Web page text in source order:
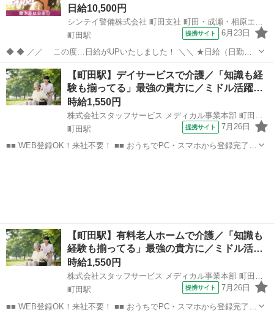
日給10,500円
町田駅
提携サイト 6月23日
◆ ◆ ／／ この度…日給がUPいたしました！ ＼＼ ★日給（日勤）
10,500円～ ★日給（夜勤）12,474円～ さ・ら・に！！ ／／ 入社の
お礼に様々な好待遇をご用意♪ 働きやすさを追求し続けます★ ＼...
東京 町田市 町田駅 警備員
【町田駅】デイサービスで介護／「知識も経
験も揃ってる」最強の貴方に／ミドル活躍…
時給1,550円
町田駅
提携サイト 7月26日
■■ WEB登録OK！来社不要！ ■■ おうちでPC・スマホから登録完了！
【町田駅】有料老人ホームで介護／「知識も
経験も揃ってる」最強の貴方に／ミドル活…
時給1,550円
株式会社スタッフサービス メディカル事業本部 町田介護オフィス
町田駅
提携サイト 7月26日
■■ WEB登録OK！来社不要！ ■■ おうちでPC・スマホから登録完了！